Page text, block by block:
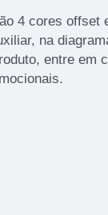
4 cores offset
na
entre em